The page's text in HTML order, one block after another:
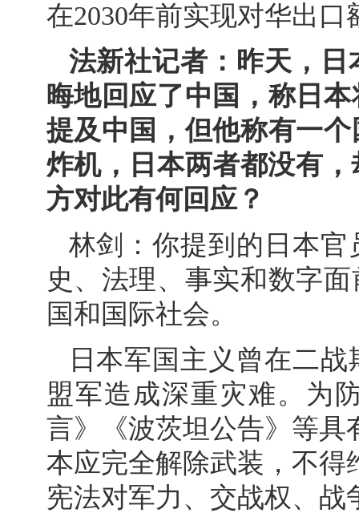
在2030年前实现对华出口
法新社记者：昨天，
晦地回应了中国，称日
提及中国，但他称有一
炸机，日本两者都没有
方对此有何回应？
林剑：你提到的日本
史、法理、事实和数字
国和国际社会。
日本军国主义曾在二
盟军造成深重灾难。为
言》《波茨坦公告》等具
本应完全解除武装，不得
宪法对军力、交战权、战